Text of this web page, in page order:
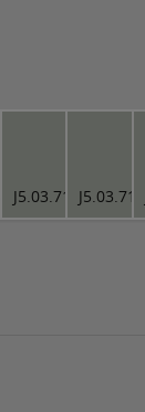
J5.03.71 J5.03.71